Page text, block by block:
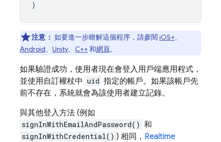
注意： 如要進一步瞭解這個程序，請參閱 iOS+、
Android、 Unity、 C++和網頁。
如果驗證成功，使用者現在會登入用戶端應用程式，
並使用自訂權杖中 uid 指定的帳戶。如果該帳戶先
前不存在，系統就會為該使用者建立記錄。
與其他登入方法 (例如
signInWithEmailAndPassword() 和
signInWithCredential() ) 相同， Realtime